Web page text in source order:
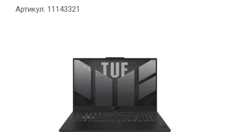
Артикул: 11143321